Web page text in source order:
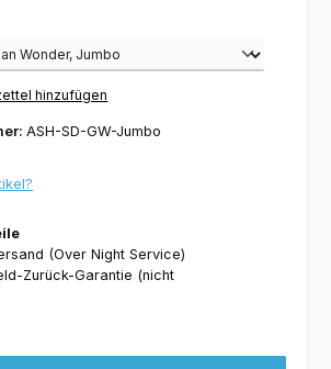
hinzufügen
ASH-SD-GW-Jumbo
(Over Night Service)
Zurück-Garantie (nicht